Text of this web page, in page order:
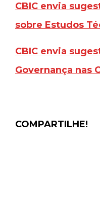
CBIC envia
sobre Estudos
CBIC envia
Governança nas
COMPARTILHE!